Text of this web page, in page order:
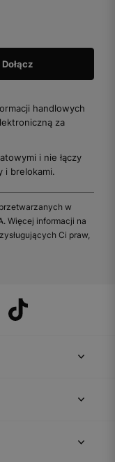
handlowych
za
i nie łączy
i brelokami.
w
Więcej informacji na
Ci praw,